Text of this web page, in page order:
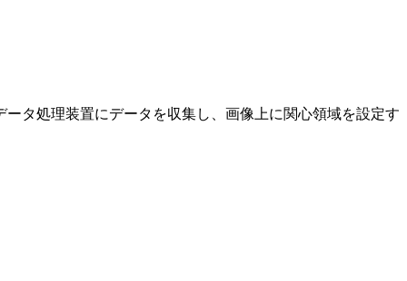
タ処理装置にデータを収集し、画像上に関心領域を設定す